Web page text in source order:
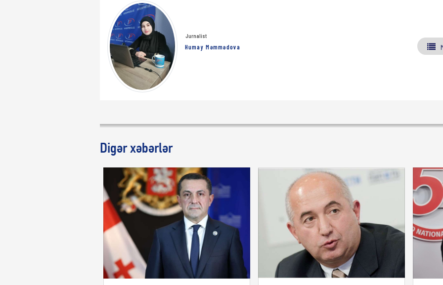
Jurnalist
Humay Məmmədova
Digər xəbərlər